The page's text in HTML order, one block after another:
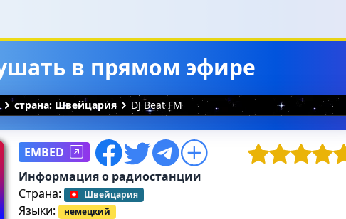
в прямом эфире
страна: Швейцария DJ Beat FM
EMBED
Информация о радиостанции
Страна:
Швейцария
Языки: немецкий